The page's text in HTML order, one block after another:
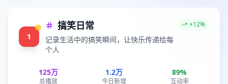
1
搞笑日常
记录生活中的搞笑瞬间，让快乐传递给每
个人
+12%
125万
总播放
1.2万
今日新增
89%
互动率